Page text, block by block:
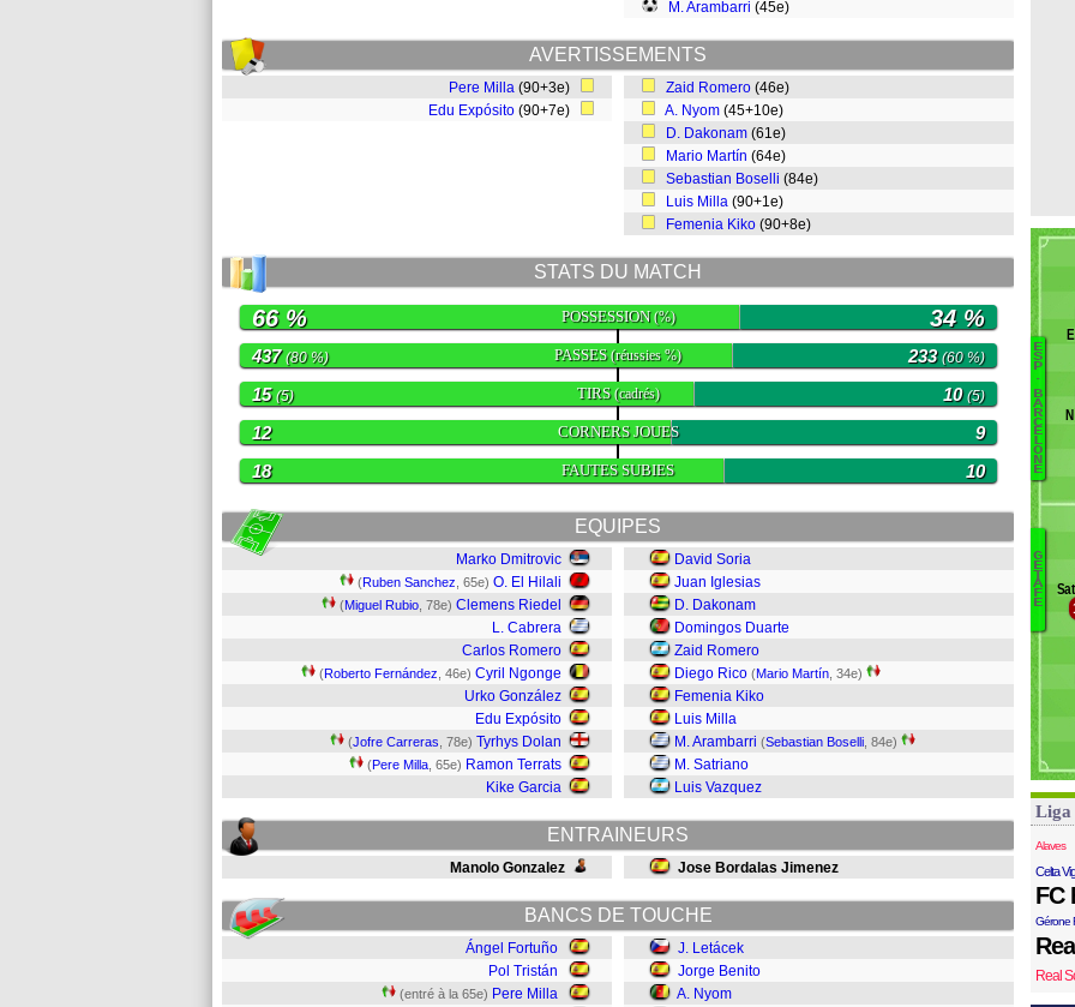
M. Arambarri (45e)
AVERTISSEMENTS
Pere Milla (90+3e)
Edu Expósito (90+7e)
Zaid Romero (46e)
A. Nyom (45+10e)
D. Dakonam (61e)
Mario Martín (64e)
Sebastian Boselli (84e)
Luis Milla (90+1e)
Femenia Kiko (90+8e)
STATS DU MATCH
POSSESSION(%)
66 % 34 %
PASSES(réussies %)
437(80 %) 233(60 %)
TIRS(cadrés)
15(5) 10(5)
CORNERS JOUES
12 9
FAUTES SUBIES
18 10
EQUIPES
Marko Dmitrovic
(Ruben Sanchez , 65e) O. El Hilali
(Miguel Rubio , 78e) Clemens Riedel
L. Cabrera
Carlos Romero
(Roberto Fernández , 46e) Cyril Ngonge
Urko González
Edu Expósito
(Jofre Carreras , 78e) Tyrhys Dolan
(Pere Milla , 65e) Ramon Terrats
Kike Garcia
David Soria
Juan Iglesias
D. Dakonam
Domingos Duarte
Zaid Romero
Diego Rico (Mario Martín , 34e)
Femenia Kiko
Luis Milla
M. Arambarri (Sebastian Boselli , 84e)
M. Satriano
Luis Vazquez
ENTRAINEURS
Manolo Gonzalez Jose Bordalas Jimenez
BANCS DE TOUCHE
Ángel Fortuño
Pol Tristán
(entré à la 65e) Pere Milla
J. Letácek
Jorge Benito
A. Nyom
E
S
P
.
B
A
R
C
E
L
O
N
E
G
E
T
A
F
E
Liga
Alaves
Celta
FC
Gérone
Real